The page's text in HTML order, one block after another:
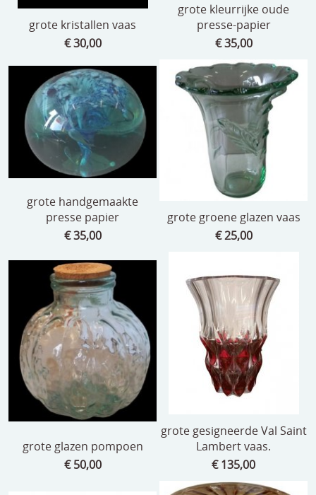
grote kristallen vaas
€ 30,00
grote kleurrijke oude
presse-papier
€ 35,00
grote handgemaakte
presse papier
€ 35,00
grote groene glazen vaas
€ 25,00
grote glazen pompoen
€ 50,00
grote gesigneerde Val Saint
Lambert vaas.
€ 135,00